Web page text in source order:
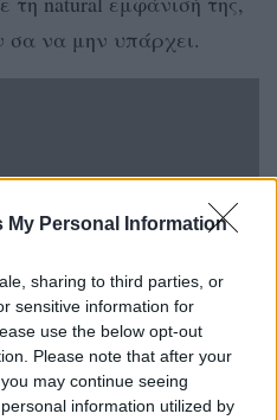
My Personal Information
sharing to third parties, or
sensitive information for
use the below opt-out
Please note that after your
may continue seeing
information utilized by
σα να μην υπάρχει.